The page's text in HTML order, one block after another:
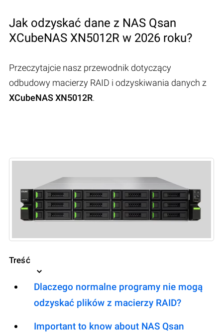
Jak odzyskać dane z NAS Qsan
XCubeNAS XN5012R w 2026 roku?
Przeczytajcie nasz przewodnik dotyczący
odbudowy macierzy RAID i odzyskiwania danych z
XCubeNAS XN5012R.
Treść
Dlaczego normalne programy nie mogą
odzyskać plików z macierzy RAID?
Important to know about NAS Qsan